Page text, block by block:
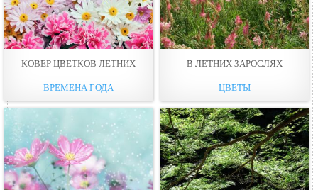
КОВЕР ЦВЕТКОВ ЛЕТНИХ
ВРЕМЕНА ГОДА
В ЛЕТНИХ ЗАРОСЛЯХ
ЦВЕТЫ